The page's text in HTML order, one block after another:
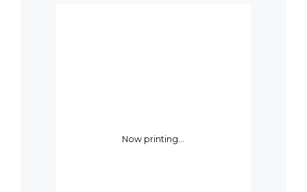
Now printing...